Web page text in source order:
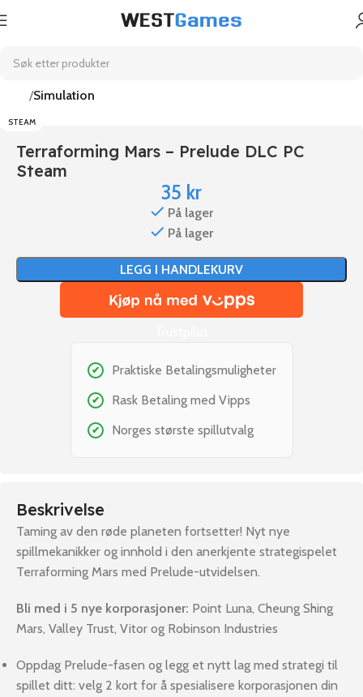
Simulation
STEAM
Terraforming Mars – Prelude DLC PC
Steam
35 kr
På lager
På lager
LEGG I HANDLEKURV
✔ Praktiske Betalingsmuligheter
✔ Rask Betaling med Vipps
✔ Norges største spillutvalg
Beskrivelse
Taming av den røde planeten fortsetter! Nyt nye
spillmekanikker og innhold i den anerkjente strategispelet
Terraforming Mars med Prelude-utvidelsen.
Bli med i 5 nye korporasjoner: Point Luna, Cheung Shing
Mars, Valley Trust, Vitor og Robinson Industries
Oppdag Prelude-fasen og legg et nytt lag med strategi til
spillet ditt: velg 2 kort for å spesialisere korporasjonen din